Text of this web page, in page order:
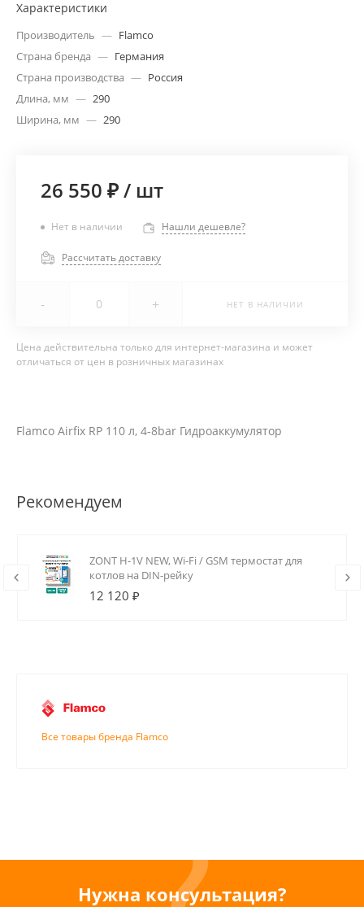
Характеристики
Производитель — Flamco
Страна бренда — Германия
Страна производства — Россия
Длина, мм — 290
Ширина, мм — 290
26 550 ₽/ шт
Нет в наличии Нашли дешевле?
Рассчитать доставку
- + НЕТ В НАЛИЧИИ
Цена действительна только для интернет-магазина и может
отличаться от цен в розничных магазинах
Flamco Airfix RP 110 л, 4-8bar Гидроаккумулятор
Рекомендуем
ZONT H-1V NEW, Wi-Fi / GSM термостат для
котлов на DIN-рейку
12 120 ₽
Все товары бренда Flamco
Нужна консультация?